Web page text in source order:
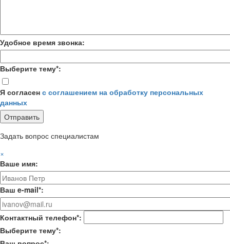
Удобное время звонка:
Выберите тему*:
Я согласен с соглашением на обработку персональных
данных
Задать вопрос специалистам
×
Ваше имя:
Ваш e-mail*:
Контактный телефон*:
Выберите тему*: